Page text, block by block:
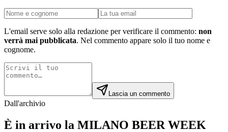
L'email serve solo alla redazione per verificare il commento: non
verrà mai pubblicata. Nel commento appare solo il tuo nome e
cognome.
Lascia un commento
Dall'archivio
È in arrivo la MILANO BEER WEEK